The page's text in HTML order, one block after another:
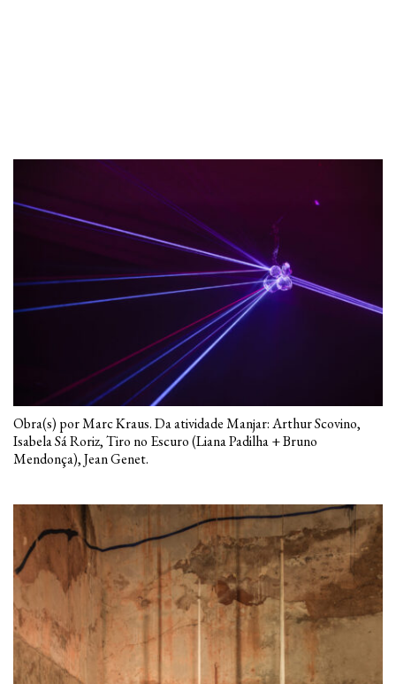
Obra(s) por Marc Kraus. Da atividade Manjar: Arthur Scovino,
Isabela Sá Roriz, Tiro no Escuro (Liana Padilha + Bruno
Mendonça), Jean Genet.